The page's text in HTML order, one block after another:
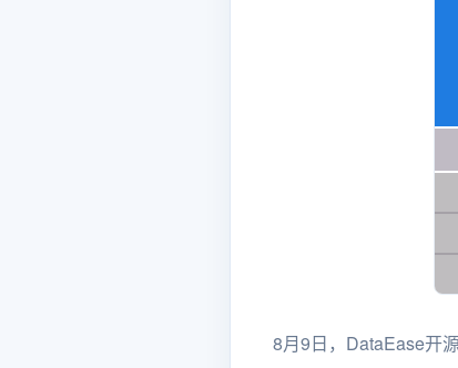
8月9日，DataEase开